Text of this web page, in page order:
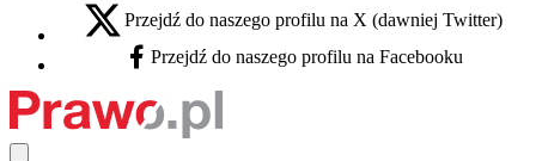
X - otwiera się w nowej karcie
Przejdź do naszego profilu na X (dawniej Twitter)
Facebook - otwiera się w nowej karcie
Przejdź do naszego profilu na Facebooku